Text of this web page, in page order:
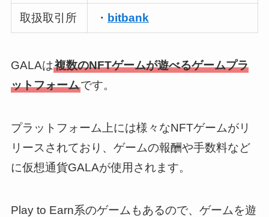
取扱取引所 ・ bitbank
GALAは複数のNFTゲームが遊べるゲームプラ
ットフォームです。
プラットフォーム上には様々なNFTゲームがリ
リースされており、ゲームの報酬や手数料など
に仮想通貨GALAが使用されます。
Play to Earn系のゲームもあるので、ゲームを遊